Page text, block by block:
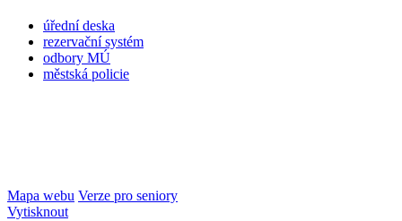
úřední deska
rezervační systém
odbory MÚ
městská policie
Mapa webu Verze pro seniory
Vytisknout